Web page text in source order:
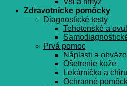
Vši a hmyz
Zdravotnícke pomôcky
Diagnostické testy
Tehotenské a
Prvá pomoc
Náplasti a
Ošetrenie kože
Lekárnička a
Ochranné